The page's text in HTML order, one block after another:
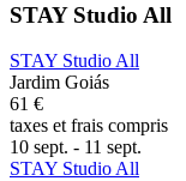
STAY Studio All
STAY Studio All
Jardim Goiás
61 €
taxes et frais compris
10 sept. - 11 sept.
STAY Studio All